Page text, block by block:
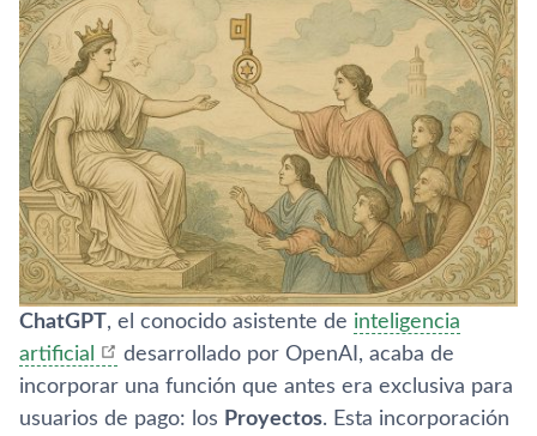
ChatGPT , el conocido asistente de inteligencia
artificial
desarrollado por OpenAI, acaba de
incorporar una función que antes era exclusiva para
usuarios de pago: los Proyectos. Esta incorporación